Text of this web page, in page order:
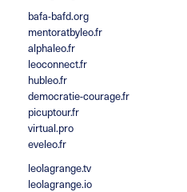
bafa-bafd.org
mentoratbyleo.fr
alphaleo.fr
leoconnect.fr
hubleo.fr
democratie-courage.fr
picuptour.fr
virtual.pro
eveleo.fr
leolagrange.tv
leolagrange.io